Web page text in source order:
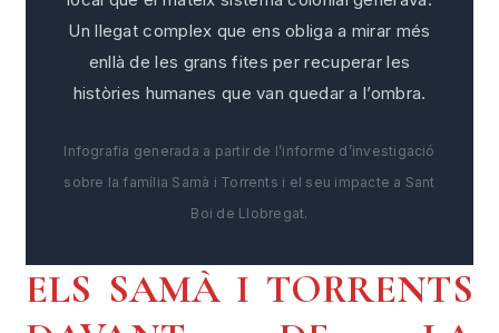
Un llegat complex que ens obliga a mirar més
enllà de les grans fites per recuperar les
històries humanes que van quedar a l’ombra.
Infografia generada a partir de l’informe d’investigació
sobre la família Samà i Torrents i el seu impacte a Sant
Boi de Llobregat.
ELS SAMÀ I TORRENTS